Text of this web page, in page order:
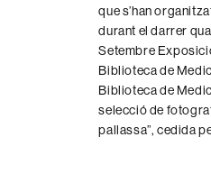
que s’han
durant el darrer
Setembre
Biblioteca de
Biblioteca de
selecció de
pallassa”, cedida